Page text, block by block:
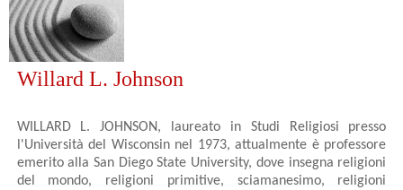
Willard L. Johnson
WILLARD L. JOHNSON, laureato in Studi Religiosi presso
l'Università del Wisconsin nel 1973, attualmente è professore
emerito alla San Diego State University, dove insegna religioni
del mondo, religioni primitive, sciamanesimo, religioni